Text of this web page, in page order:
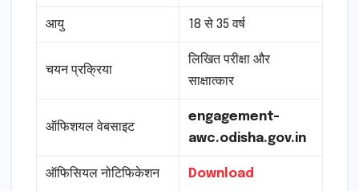
आयु 18 से 35 वर्ष
चयन प्रक्रिया
लिखित परीक्षा और
साक्षात्कार
ऑफिशयल वेबसाइट
engagement-
awc.odisha.gov.in
ऑफिसियल नोटिफिकेशन Download